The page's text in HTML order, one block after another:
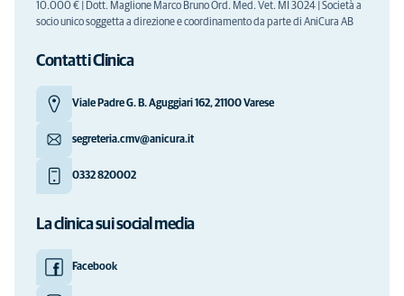
10.000 € | Dott. Maglione Marco Bruno Ord. Med. Vet. MI 3024 | Società a
socio unico soggetta a direzione e coordinamento da parte di AniCura AB
Contatti Clinica
Viale Padre G. B. Aguggiari 162, 21100 Varese
segreteria.cmv@anicura.it
0332 820002
La clinica sui social media
Facebook